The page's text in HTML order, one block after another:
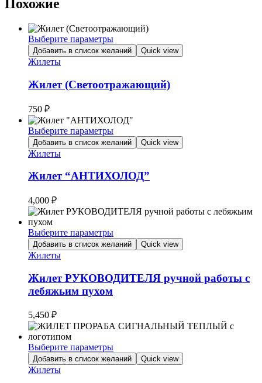
Похожие
Выберите параметры
Этот
товар
несколько
вариаций.
можно
выбрать
на
странице
товара.
Добавить в список желаний Quick view
Жилеты
Жилет (Светоотражающий)
750 ₽
Выберите параметры
Этот
товар
несколько
вариаций.
можно
выбрать
на
странице
товара.
Добавить в список желаний Quick view
Жилеты
Жилет “АНТИХОЛОД”
4,000 ₽
Выберите параметры
Этот
товар
несколько
вариаций.
Опции
выбрать
на
странице
товара.
Добавить в список желаний Quick view
Жилеты
Жилет РУКОВОДИТЕЛЯ ручной работы с
лебяжьим пухом
5,450 ₽
Выберите параметры
Этот
товар
Добавить в список желаний Quick view
Жилеты